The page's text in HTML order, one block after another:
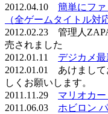
2012.04.10 簡単にフ
（全ゲームタイトル対
2012.02.23 管理人
売されました
2012.01.11 デジカメ最
2012.01.01 あけまし
しくお願いします。
2011.11.29 マリオカ
2011.06.03 ホビロン